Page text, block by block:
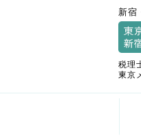
新宿
税理
東京